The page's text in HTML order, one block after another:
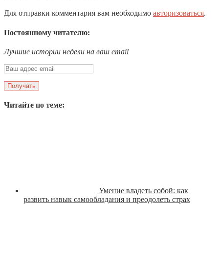
Для отправки комментария вам необходимо авторизоваться.
Постоянному читателю:
Лучшие истории недели на ваш email
Читайте по теме:
Умение владеть собой: как
развить навык самообладания и преодолеть страх